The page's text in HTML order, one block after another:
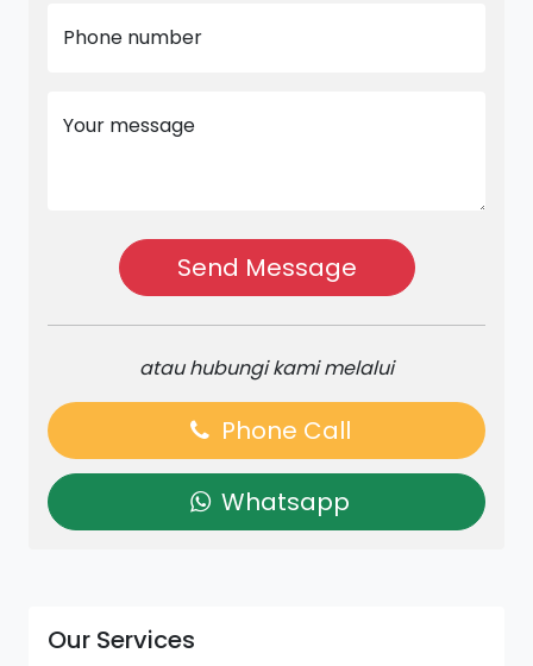
Phone number
Your message
Send Message
atau hubungi kami melalui
Phone Call
Whatsapp
Our Services